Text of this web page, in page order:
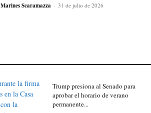
Marines Scaramazza - 31 de julio de 2026
Trump presiona al Senado para
aprobar el horario de verano
permanente...